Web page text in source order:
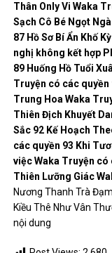
Thân Only Vi Waka
Sạch Cô Bé Ngọt
87 Hồ Sơ Bí Ẩn Khố
nghị không kết hợp
89 Huống Hồ Tuổi
Truyện có các quyền
Trung Hoa Waka
Thiên Địch Khuyết
Sắc 92 Kế Hoạch
các quyền 93 Khi
việc Waka Truyện có
Thiên Lưỡng Giác
Nương Thanh Trà
Kiều Thê Như Vân
nội dung